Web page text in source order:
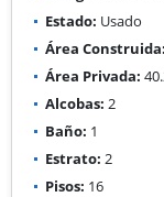
Estado: Usado
Área Construida:
Área Privada:
Alcobas: 2
Baño: 1
Estrato: 2
Pisos: 16